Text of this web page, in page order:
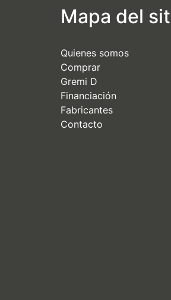
Mapa del
Quienes somos
Comprar
Gremi D
Financiación
Fabricantes
Contacto